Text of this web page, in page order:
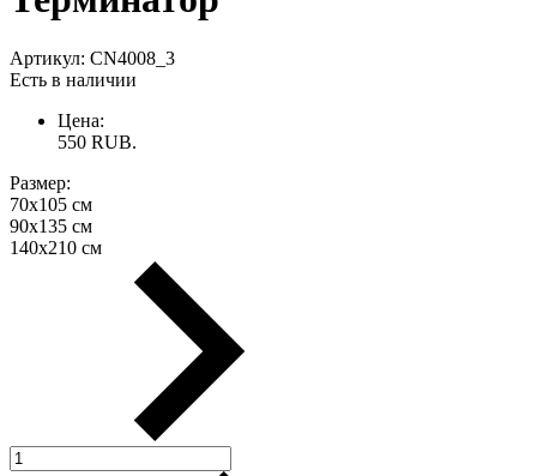
Артикул: CN4008_3
Есть в наличии
Цена:
550 RUB.
Размер:
70х105 см
90х135 см
140х210 см